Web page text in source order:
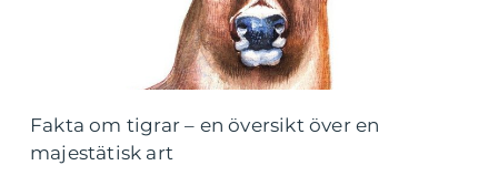
Fakta om tigrar – en översikt över en
majestätisk art